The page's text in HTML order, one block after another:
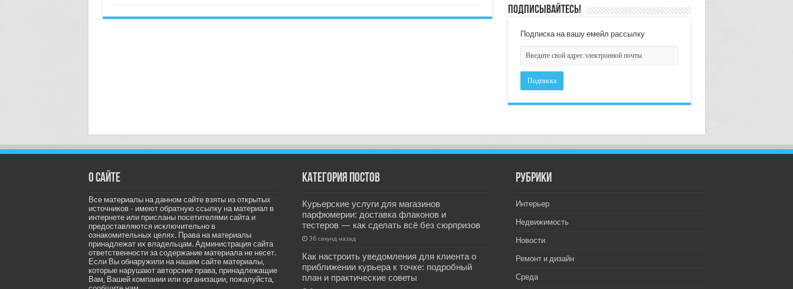
Подписывайтесь!
Подписка на вашу емейл рассылку
О сайте
Все материалы на данном сайте взяты из открытых
источников - имеют обратную ссылку на материал в
интернете или присланы посетителями сайта и
предоставляются исключительно в
ознакомительных целях. Права на материалы
принадлежат их владельцам. Администрация сайта
ответственности за содержание материала не несет.
Если Вы обнаружили на нашем сайте материалы,
которые нарушают авторские права, принадлежащие
Вам, Вашей компании или организации, пожалуйста,
Категория постов
Курьерские услуги для магазинов
парфюмерии: доставка флаконов и
тестеров — как сделать всё без сюрпризов
36 секунд назад
Как настроить уведомления для клиента о
приближении курьера к точке: подробный
план и практические советы
РУбрики
Интерьер
Недвижимость
Новости
Ремонт и дизайн
Среда